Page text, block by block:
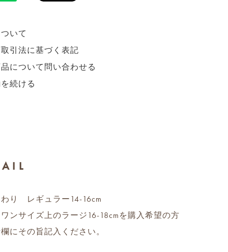
いて
引法に基づく表記
について問い合わせる
続ける
り レギュラー14-16cm
ンサイズ上のラージ16-18cmを購入希望の方
にその旨記入ください。